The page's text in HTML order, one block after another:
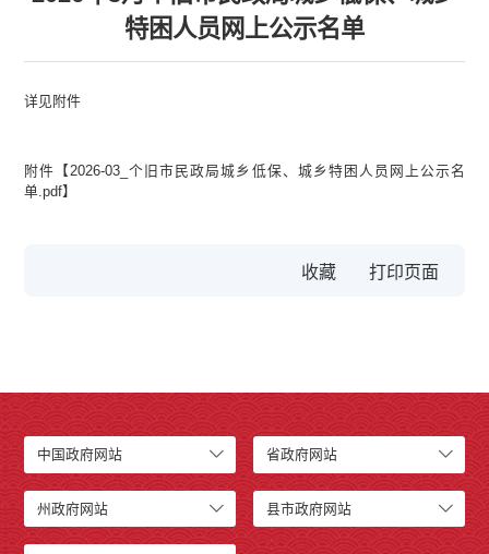
特困人员网上公示名单
详见附件
附件【2026-03_个旧市民政局城乡低保、城乡特困人员网上公示名
单.pdf】
收藏
中国政府网站 省政府网站
州政府网站 县市政府网站